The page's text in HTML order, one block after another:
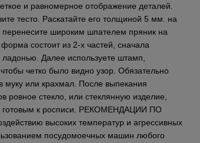
и равномерное отображение деталей.
тесто. Раскатайте его толщиной 5 мм. на
широким шпателем пряник на
состоит из 2-х частей, сначала
Далее используете штамп,
четко было видно узор. Обязательно
или крахмал. После выпекания
ровное стекло, или стеклянную изделие,
готовым к росписи. РЕКОМЕНДАЦИИ ПО
высоких температур и агрессивных
посудомоечных машин любого